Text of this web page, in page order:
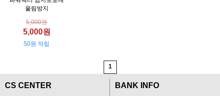
울림방지
5,000원
5,000원
50원 적립
1
CS CENTER
BANK INFO